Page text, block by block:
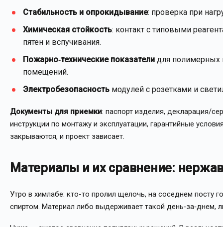
Стабильность и опрокидывание: проверка при
Химическая стойкость: контакт с типовыми
пятен и вспучивания.
Пожарно‑технические показатели для полимерных
помещений.
Электробезопасность модулей с розетками и
Документы для приемки: паспорт изделия, декларация/
инструкции по монтажу и эксплуатации, гарантийные
закрываются, и проект зависает.
Материалы и их сравнение:
Утро в химлабе: кто-то пролил щелочь, на соседнем посту
спиртом. Материал либо выдерживает такой день‑за‑днем,